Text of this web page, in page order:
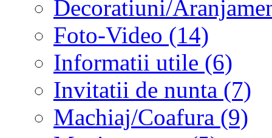
Decoratiuni/
Foto-Video (14)
Informatii utile (6)
Invitatii de nunta (7)
Machiaj/Coafura (9)